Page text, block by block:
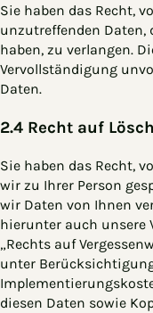
Sie haben das Recht,
unzutreffenden Daten,
haben, zu verlangen.
Vervollständigung
Daten.
2.4 Recht auf
Sie haben das Recht,
wir zu Ihrer Person
wir Daten von Ihnen
hierunter auch unsere
„Rechts auf
unter
diesen Daten sowie